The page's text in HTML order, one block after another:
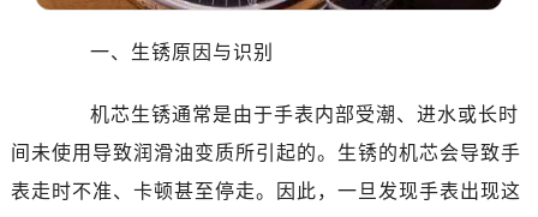
一、生锈原因与识别
机芯生锈通常是由于手表内部受潮、进水或长时
间未使用导致润滑油变质所引起的。生锈的机芯会导致手
表走时不准、卡顿甚至停走。因此，一旦发现手表出现这